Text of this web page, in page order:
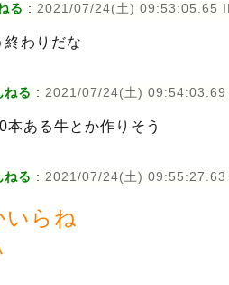
る : 2021/07/24(土) 09:53:05.65
終わりだな
ねる : 2021/07/24(土)
ある牛とか作りそう
ねる : 2021/07/24(土)
いらね